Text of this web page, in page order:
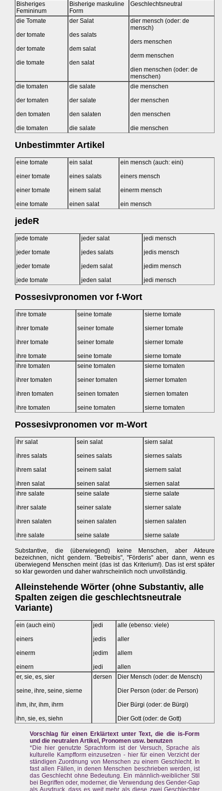
Bisheriges
Femininum
Bisherige maskuline
Form
Geschlechtsneutral
die Tomate
der tomate
der tomate
die tomate
der Salat
des salats
dem salat
den salat
dier mensch (oder: de
mensch)
ders menschen
derm menschen
dien menschen (oder: de
menschen)
die tomaten
der tomaten
den tomaten
die tomaten
die salate
der salate
den salaten
die salate
die menschen
der menschen
den menschen
die menschen
Unbestimmter Artikel
eine tomate
einer tomate
einer tomate
eine tomate
ein salat
eines salats
einem salat
einen salat
ein mensch (auch: eini)
einers mensch
einerm mensch
ein mensch
jedeR
jede tomate
jeder tomate
jeder tomate
jede tomate
jeder salat
jedes salats
jedem salat
jeden salat
jedi mensch
jedis mensch
jedim mensch
jedi mensch
Possesivpronomen vor f-Wort
ihre tomate
ihrer tomate
ihrer tomate
ihre tomate
seine tomate
seiner tomate
seiner tomate
seine tomate
sierne tomate
sierner tomate
sierner tomate
sierne tomate
ihre tomaten
ihrer tomaten
ihren tomaten
ihre tomaten
seine tomaten
seiner tomaten
seinen tomaten
seine tomaten
sierne tomaten
sierner tomaten
siernen tomaten
sierne tomaten
Possesivpronomen vor m-Wort
ihr salat
ihres salats
ihrem salat
ihren salat
sein salat
seines salats
seinem salat
seinen salat
siern salat
siernes salats
siernem salat
siernen salat
ihre salate
ihrer salate
ihren salaten
ihre salate
seine salate
seiner salate
seinen salaten
seine salate
sierne salate
sierner salate
siernen salaten
sierne salate
Substantive, die (überwiegend) keine Menschen, aber Akteure
bezeichnen, nicht gendern. "Betreibis", "Förderis" aber dann, wenn es
überwiegend Menschen meint (das ist das Kriterium!). Das ist erst später
so klar geworden und daher wahrscheinlich noch unvollständig.
Alleinstehende Wörter (ohne Substantiv, alle
Spalten zeigen die geschlechtsneutrale
Variante)
ein (auch eini)
einers
einerm
einern
jedi
jedis
jedim
jedi
alle (ebenso: viele)
aller
allem
allen
er, sie, es, sier
seine, ihre, seine, sierne
ihm, ihr, ihm, ihrm
ihn, sie, es, siehn
dersen
Dier Mensch (oder: de Mensch)
Dier Person (oder: de Person)
Dier Bürgi (oder: de Bürgi)
Dier Gott (oder: de Gott)
Vorschlag für einen Erklärtext unter Text, die die is-Form
und die neutralen Artikel, Pronomen usw. benutzen
*Die hier genutzte Sprachform ist der Versuch, Sprache als
kulturelle Kampfform einzusetzen - hier für einen Verzicht der
ständigen Zuordnung von Menschen zu einem Geschlecht. In
fast allen Fällen, in denen Menschen beschrieben werden, ist
das Geschlecht ohne Bedeutung. Ein männlich-weiblicher Stil
bei Begriffen oder, moderner, die Verwendung des Gender-Gap